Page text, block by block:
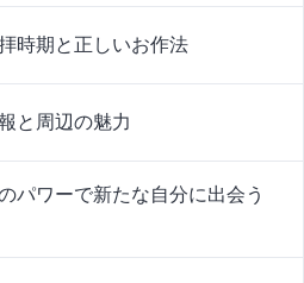
時期と正しいお作法
と周辺の魅力
パワーで新たな自分に出会う